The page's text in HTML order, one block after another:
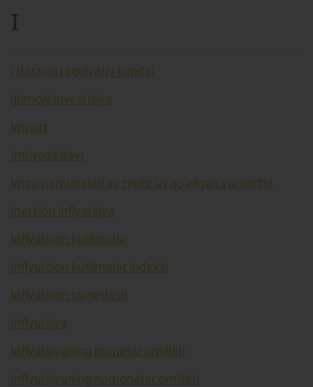
I
I darajali regulyativ kapital
Ijtimoiy investisiya
Import
Imtiyozli davr
Imzo namunalari va muhr izi qo’yilgan varaqcha
Inersion inflyatsiya
Inflyatsion kutilmalar
Inflyatsion kutilmalar indeksi
Inflyatsion targetlash
Inflyatsiya
Inflyatsiyaning monetar omillari
Inflyatsiyaning nomonetar omillari